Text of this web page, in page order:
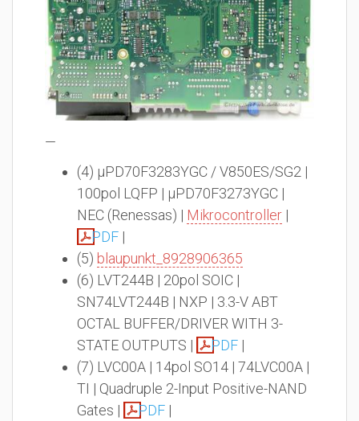
—
(4) µPD70F3283YGC / V850ES/SG2 |
100pol LQFP | µPD70F3273YGC |
NEC (Renessas) | Mikrocontroller |
PDF |
(5) blaupunkt_8928906365
(6) LVT244B | 20pol SOIC |
SN74LVT244B | NXP | 3.3-V ABT
OCTAL BUFFER/DRIVER WITH 3-
STATE OUTPUTS |
PDF |
(7) LVC00A | 14pol SO14 | 74LVC00A |
TI | Quadruple 2-Input Positive-NAND
Gates |
PDF |